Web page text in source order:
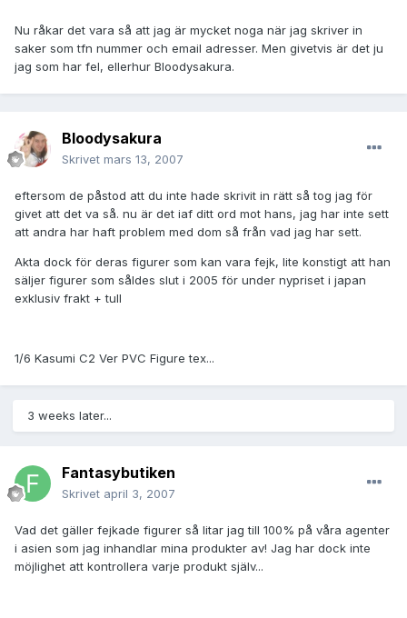
Nu råkar det vara så att jag är mycket noga när jag skriver in
saker som tfn nummer och email adresser. Men givetvis är det ju
jag som har fel, ellerhur Bloodysakura.
Bloodysakura
Skrivet mars 13, 2007
eftersom de påstod att du inte hade skrivit in rätt så tog jag för
givet att det va så. nu är det iaf ditt ord mot hans, jag har inte sett
att andra har haft problem med dom så från vad jag har sett.
Akta dock för deras figurer som kan vara fejk, lite konstigt att han
säljer figurer som såldes slut i 2005 för under nypriset i japan
exklusiv frakt + tull
1/6 Kasumi C2 Ver PVC Figure tex...
3 weeks later...
Fantasybutiken
Skrivet april 3, 2007
Vad det gäller fejkade figurer så litar jag till 100% på våra agenter
i asien som jag inhandlar mina produkter av! Jag har dock inte
möjlighet att kontrollera varje produkt själv...